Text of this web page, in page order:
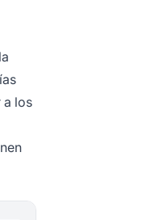
a los